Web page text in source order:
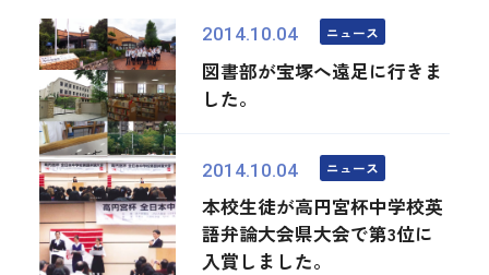
2014.10.04 ニュース
図書部が宝塚へ遠足に行きま
した。
2014.10.04 ニュース
本校生徒が高円宮杯中学校英
語弁論大会県大会で第3位に
入賞しました。